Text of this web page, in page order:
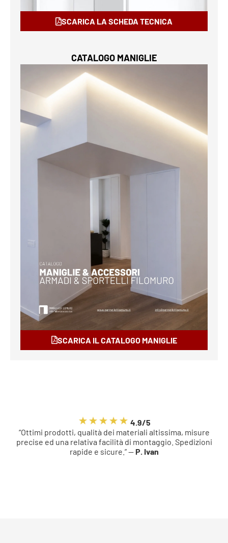
SCARICA LA SCHEDA TECNICA
CATALOGO MANIGLIE
SCARICA IL CATALOGO MANIGLIE
4.9/5
“Ottimi prodotti, qualità dei materiali altissima, misure
precise ed una relativa facilità di montaggio. Spedizioni
rapide e sicure.” — P. Ivan